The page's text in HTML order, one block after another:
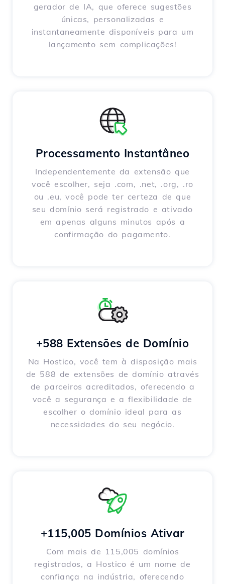
gerador de IA, que oferece sugestões
únicas, personalizadas e
instantaneamente disponíveis para um
lançamento sem complicações!
Processamento Instantâneo
Independentemente da extensão que
você escolher, seja .com, .net, .org, .ro
ou .eu, você pode ter certeza de que
seu domínio será registrado e ativado
em apenas alguns minutos após a
confirmação do pagamento.
+588 Extensões de Domínio
Na Hostico, você tem à disposição mais
de 588 de extensões de domínio através
de parceiros acreditados, oferecendo a
você a segurança e a flexibilidade de
escolher o domínio ideal para as
necessidades do seu negócio.
+115,005 Domínios Ativar
Com mais de 115,005 domínios
registrados, a Hostico é um nome de
confiança na indústria, oferecendo